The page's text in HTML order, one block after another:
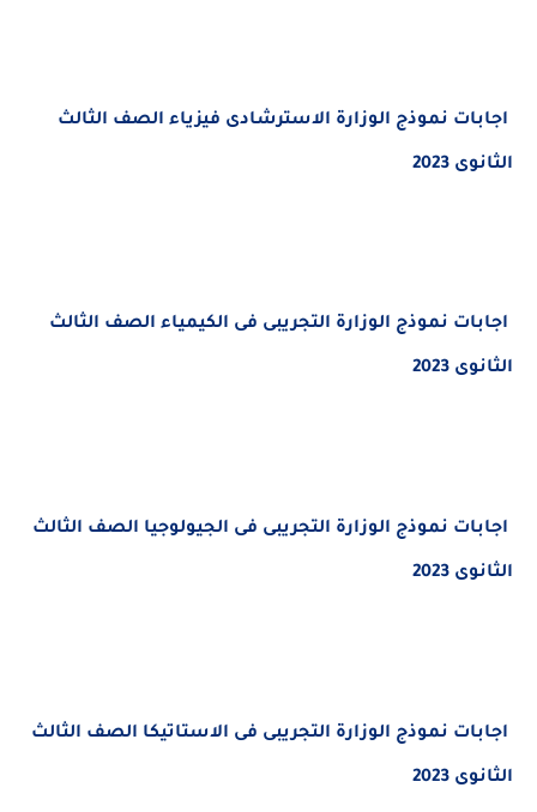
نموذج الوزارة الاسترشادى فيزياء الصف الثالث
نموذج الوزارة التجريبى فى الكيمياءالصف الثالث
نموذج الوزارة التجريبى فى الجيولوجياالصف الثالث
نموذج الوزارة التجريبى فى الاستاتيكاالصف الثالث